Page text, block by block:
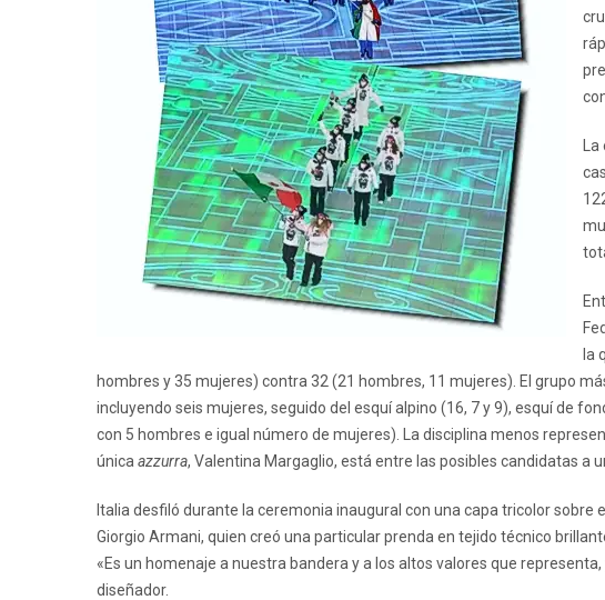
la
hombres y 35 mujeres) contra 32 (21 hombres, 11 mujeres). El grupo
incluyendo seis mujeres, seguido del esquí alpino (16, 7 y 9), esquí de
con 5 hombres e igual número de mujeres). La disciplina menos
única azzurra, Valentina Margaglio, está entre las posibles candidatas a
Italia desfiló durante la ceremonia inaugural con una capa tricolor sobre
Giorgio Armani, quien creó una particular prenda en tejido técnico
«Es un homenaje a nuestra bandera y a los altos valores que
diseñador.